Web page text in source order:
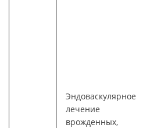
Эндоваскулярное
лечение
врожденных,